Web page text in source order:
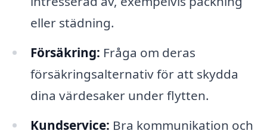
eller städning.
Försäkring: Fråga om deras
försäkringsalternativ för att skydda
dina värdesaker under flytten.
Kundservice: Bra kommunikation och